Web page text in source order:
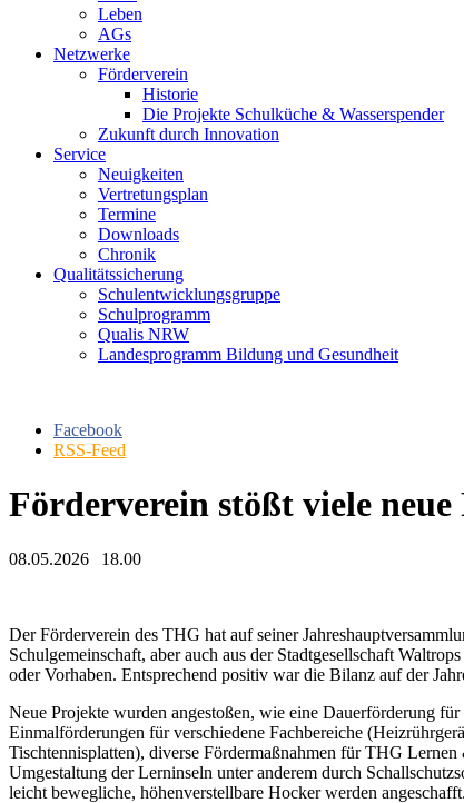
Leben
AGs
Netzwerke
Förderverein
Historie
Die Projekte Schulküche & Wasserspender
Zukunft durch Innovation
Service
Neuigkeiten
Vertretungsplan
Termine
Downloads
Chronik
Qualitätssicherung
Schulentwicklungsgruppe
Schulprogramm
Qualis NRW
Landesprogramm Bildung und Gesundheit
Facebook
RSS-Feed
Förderverein stößt viele
08.05.2026 18.00
Der Förderverein des THG hat auf seiner
Schulgemeinschaft, aber auch aus der Stadtgesellschaft
oder Vorhaben. Entsprechend positiv war die Bilanz auf der
Neue Projekte wurden angestoßen, wie eine Dauerförderung
Einmalförderungen für verschiedene Fachbereiche
Tischtennisplatten), diverse Fördermaßnahmen für THG
Umgestaltung der Lerninseln unter anderem durch
leicht bewegliche, höhenverstellbare Hocker werden angeschafft.